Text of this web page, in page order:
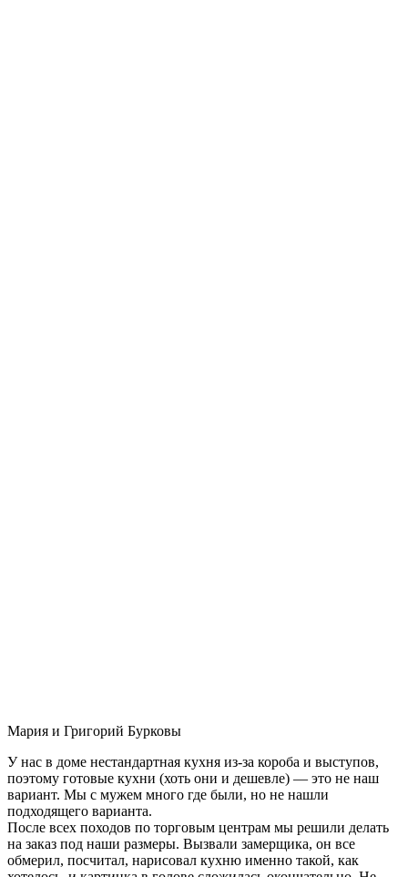
Мария и Григорий Бурковы
У нас в доме нестандартная кухня из-за короба и выступов,
поэтому готовые кухни (хоть они и дешевле) — это не наш
вариант. Мы с мужем много где были, но не нашли
подходящего варианта.
После всех походов по торговым центрам мы решили делать
на заказ под наши размеры. Вызвали замерщика, он все
обмерил, посчитал, нарисовал кухню именно такой, как